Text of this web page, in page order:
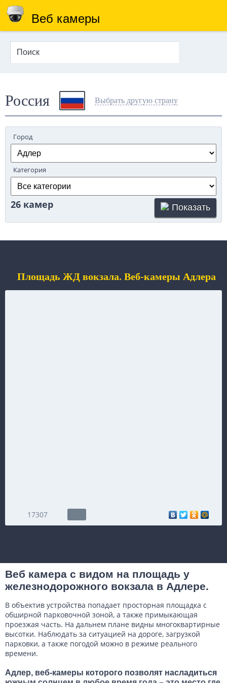
Веб камеры
Россия Выбрать другую страну
Город
Категория
26 камер Показать
Площадь ЖД вокзала. Веб-камеры Адлера
17307
Веб камера с видом на площадь у
железнодорожного вокзала в Адлере.
В объектив устройства попадает просторная площадка с
обширной парковочной зоной, а также примыкающая
проезжая часть. На дальнем плане видны многоквартирные
высотки. Наблюдать за ситуацией на дороге, загрузкой
парковки, а также погодой можно в режиме реального
времени.
Адлер, веб-камеры которого позволят насладиться